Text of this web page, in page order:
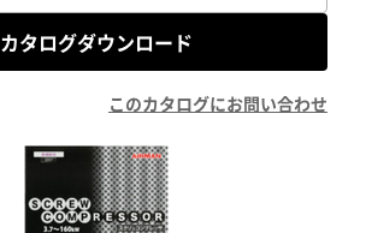
カタログダウンロード
このカタログにお問い合わせ